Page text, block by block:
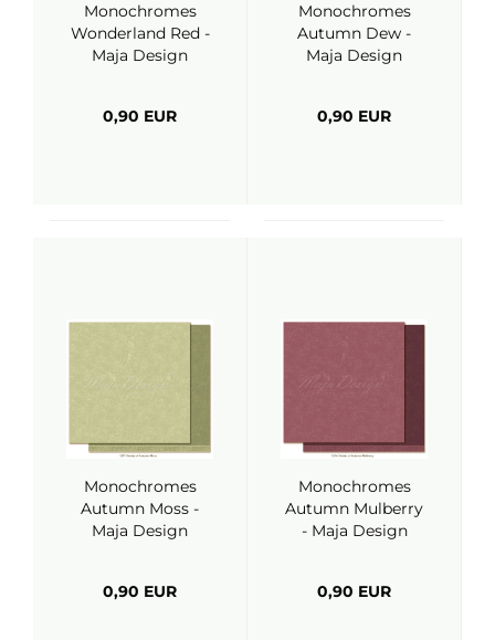
Monochromes
Wonderland Red -
Maja Design
0,90 EUR
Monochromes
Autumn Dew -
Maja Design
0,90 EUR
Monochromes
Autumn Moss -
Maja Design
0,90 EUR
Monochromes
Autumn Mulberry
- Maja Design
0,90 EUR